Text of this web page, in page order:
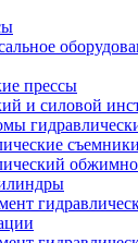
прессы
и силовой
съемники